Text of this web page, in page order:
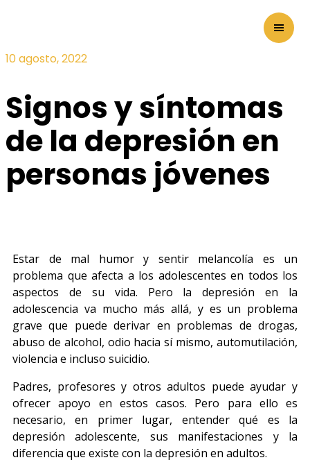
10 agosto, 2022
Signos y síntomas
de la depresión en
personas jóvenes
Estar de mal humor y sentir melancolía es un
problema que afecta a los adolescentes en todos los
aspectos de su vida. Pero la depresión en la
adolescencia va mucho más allá, y es un problema
grave que puede derivar en problemas de drogas,
abuso de alcohol, odio hacia sí mismo, automutilación,
violencia e incluso suicidio.
Padres, profesores y otros adultos puede ayudar y
ofrecer apoyo en estos casos. Pero para ello es
necesario, en primer lugar, entender qué es la
depresión adolescente, sus manifestaciones y la
diferencia que existe con la depresión en adultos.